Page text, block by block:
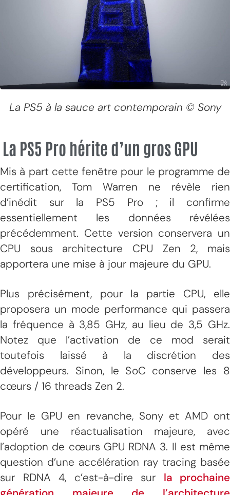
La PS5 à la sauce art contemporain © Sony
La PS5 Pro hérite d’un gros GPU
Mis à part cette fenêtre pour le programme de
certification, Tom Warren ne révèle rien
d’inédit sur la PS5 Pro ; il confirme
essentiellement les données révélées
précédemment. Cette version conservera un
CPU sous architecture CPU Zen 2, mais
apportera une mise à jour majeure du GPU.
Plus précisément, pour la partie CPU, elle
proposera un mode performance qui passera
la fréquence à 3,85 GHz, au lieu de 3,5 GHz.
Notez que l’activation de ce mod serait
toutefois laissé à la discrétion des
développeurs. Sinon, le SoC conserve les 8
cœurs / 16 threads Zen 2.
Pour le GPU en revanche, Sony et AMD ont
opéré une réactualisation majeure, avec
l’adoption de cœurs GPU RDNA 3. Il est même
question d’une accélération ray tracing basée
sur RDNA 4, c’est-à-dire sur la prochaine